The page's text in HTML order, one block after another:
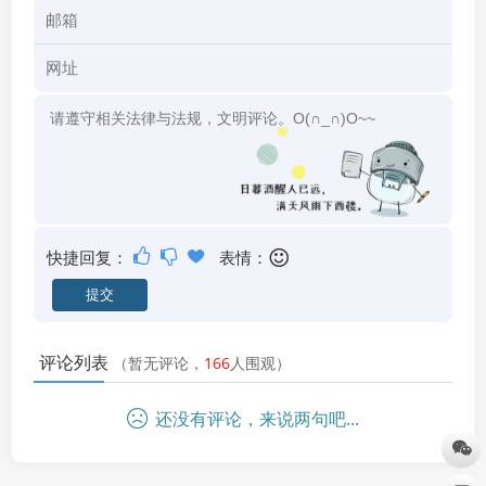
快捷回复： 表情：
评论列表 （暂无评论， 166人围观）
还没有评论，来说两句吧...